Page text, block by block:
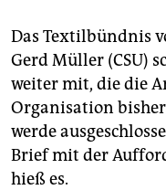
unterstützen
abo
genossenschaft
epaper login
Das Textilbündnis
Gerd Müller (CSU)
weiter mit, die die
Organisation
werde
Brief mit der
hieß es.